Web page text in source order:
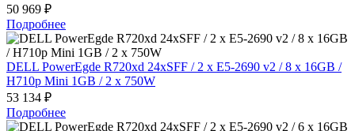
50 969 ₽
Подробнее
DELL PowerEgde R720xd 24xSFF / 2 x E5-2690 v2 / 8 x 16GB /
H710p Mini 1GB / 2 x 750W
53 134 ₽
Подробнее